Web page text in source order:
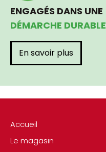
Accueil
Le magasin
ENGAGÉS DANS UNE
DÉMARCHE DURABLE
En savoir plus